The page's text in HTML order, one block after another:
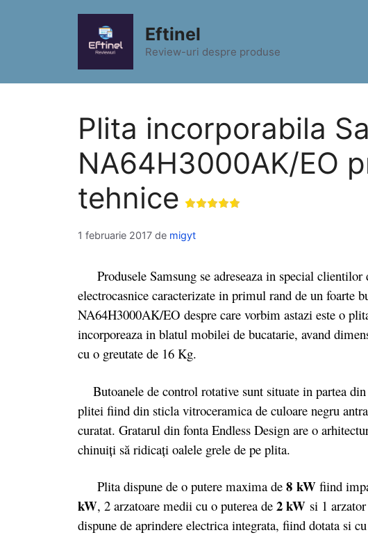
Eftinel
Review-uri despre produse
Plita incorporabila
NA64H3000AK/EO
tehnice
1 februarie 2017 de migyt
Produsele Samsung se adreseaza in special clientilor
electrocasnice caracterizate in primul rand de un foarte
NA64H3000AK/EO despre care vorbim astazi este o
incorporeaza in blatul mobilei de bucatarie, avand
cu o greutate de 16 Kg.
Butoanele de control rotative sunt situate in partea
plitei fiind din sticla vitroceramica de culoare negru
curatat. Gratarul din fonta Endless Design are o
chinuiţi să ridicaţi oalele grele de pe plita.
Plita dispune de o putere maxima de 8 kW fiind
kW, 2 arzatoare medii cu o puterea de 2 kW si 1
dispune de aprindere electrica integrata, fiind dotata si